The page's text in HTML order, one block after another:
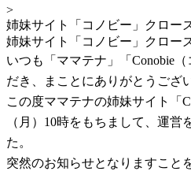
>
姉妹サイト「コノビー」クロー
姉妹サイト「コノビー」クロー
いつも「ママテナ」「Conobie
だき、まことにありがとうござ
この度ママテナの姉妹サイト「
（月）10時をもちまして、運営
た。
突然のお知らせとなりますこと